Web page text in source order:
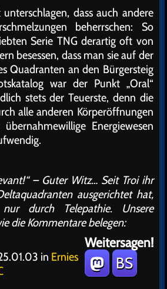
dass auch andere
beherrschen: So
Serie TNG derartig oft von
besessen, dass man sie auf der
Quadranten an den Bürgersteig
war der Punkt „Oral“
stets der Teuerste, denn die
alle anderen Körperöffnungen
Energiewesen